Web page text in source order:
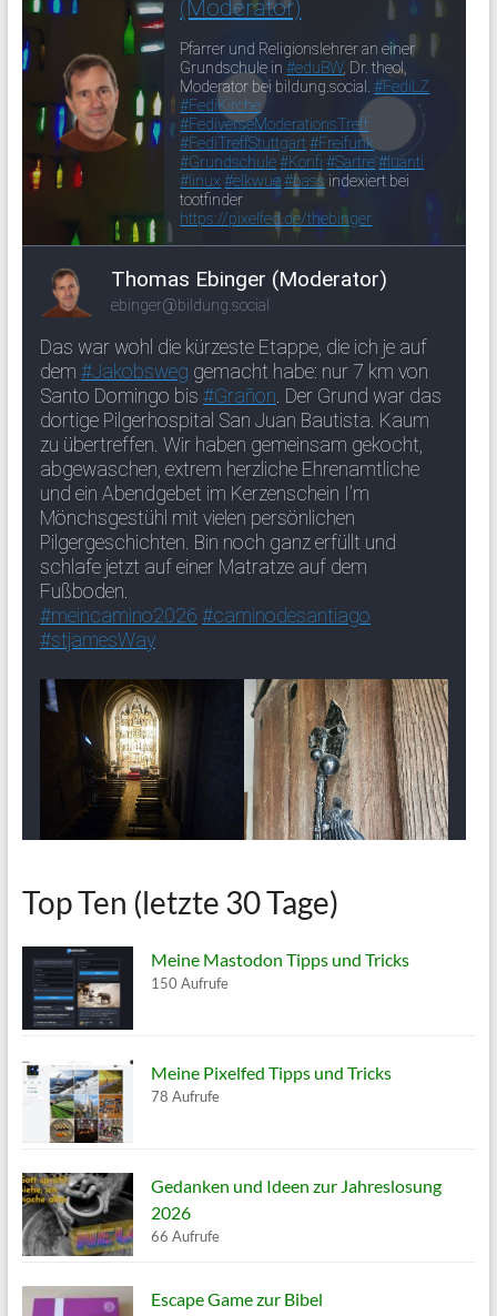
Top Ten (letzte 30 Tage)
Meine Mastodon Tipps und Tricks
150 Aufrufe
Meine Pixelfed Tipps und Tricks
78 Aufrufe
Gedanken und Ideen zur Jahreslosung
2026
66 Aufrufe
Escape Game zur Bibel